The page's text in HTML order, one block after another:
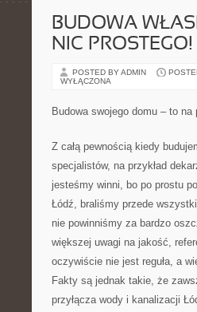
BUDOWA
NIC PROSTEGO!
POSTED BY ADMIN
WYŁĄCZONA
Budowa swojego domu – to na
Z całą pewnością kiedy
specjalistów, na przykład
jesteśmy winni, bo po prostu
Łódź, braliśmy przede
nie powinniśmy za bardzo
większej uwagi na jakość,
oczywiście nie jest reguła, a
Fakty są jednak takie, że
przyłącza wody i kanalizacji